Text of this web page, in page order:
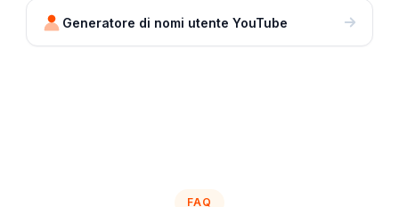
Generatore di nomi utente YouTube
FAQ